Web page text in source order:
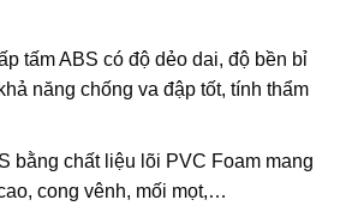
tấm ABS có độ dẻo dai, độ bền bỉ
năng chống va đập tốt, tính thẩm
bằng chất liệu lõi PVC Foam mang
cong vênh, mối mọt,…